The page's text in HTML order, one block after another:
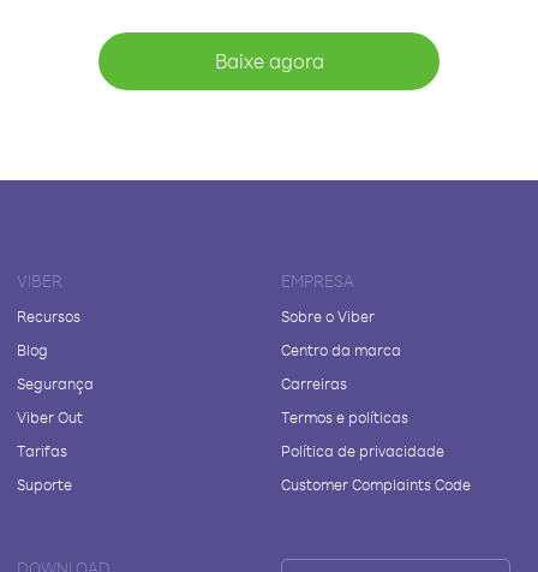
Baixe agora
VIBER
Recursos
Blog
Segurança
Viber Out
Tarifas
Suporte
EMPRESA
Sobre o Viber
Centro da marca
Carreiras
Termos e políticas
Política de privacidade
Customer Complaints Code
DOWNLOAD